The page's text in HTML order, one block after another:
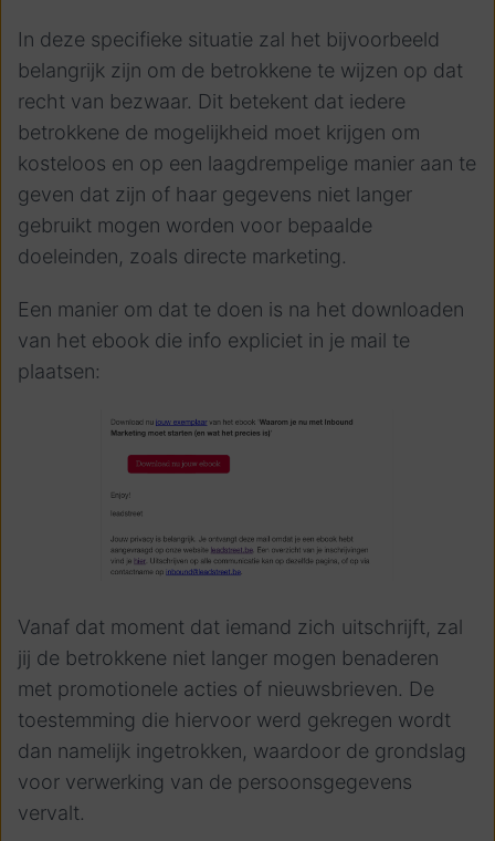
In deze specifieke situatie zal het bijvoorbeeld
belangrijk zijn om de betrokkene te wijzen op dat
recht van bezwaar. Dit betekent dat iedere
betrokkene de mogelijkheid moet krijgen om
kosteloos en op een laagdrempelige manier aan te
geven dat zijn of haar gegevens niet langer
gebruikt mogen worden voor bepaalde
doeleinden, zoals directe marketing.
Een manier om dat te doen is na het downloaden
van het ebook die info expliciet in je mail te
plaatsen:
Vanaf dat moment dat iemand zich uitschrijft, zal
jij de betrokkene niet langer mogen benaderen
met promotionele acties of nieuwsbrieven. De
toestemming die hiervoor werd gekregen wordt
dan namelijk ingetrokken, waardoor de grondslag
voor verwerking van de persoonsgegevens
vervalt.